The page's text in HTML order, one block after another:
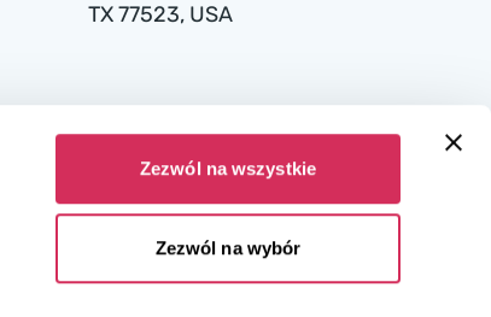
Zezwól na wszystkie
Zezwól na wybór
TX 77523, USA